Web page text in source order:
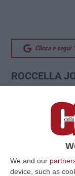
We and our
device, such as
Clicca e segui
ROCCELLA
Ionica il
alla
illustre
del diritto,
qualche anno